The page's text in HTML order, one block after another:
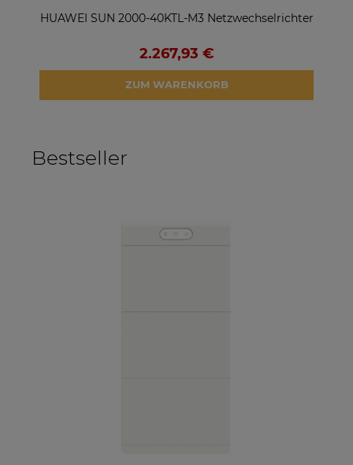
HUAWEI SUN 2000-40KTL-M3 Netzwechselrichter
2.267,93 €
ZUM WARENKORB
Bestseller